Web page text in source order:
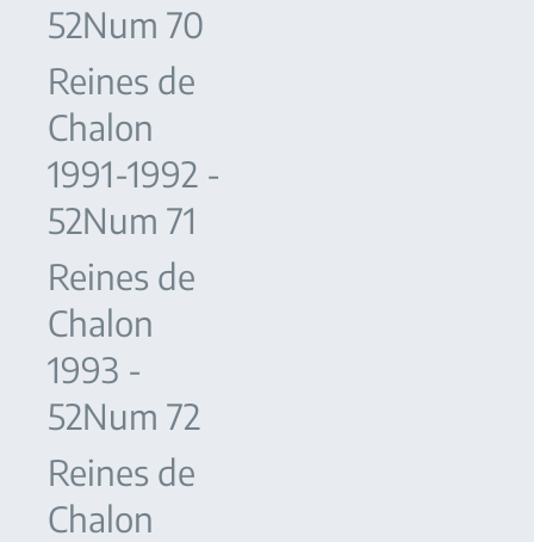
52Num 70
Reines de
Chalon
1991-1992 -
52Num 71
Reines de
Chalon
1993 -
52Num 72
Reines de
Chalon